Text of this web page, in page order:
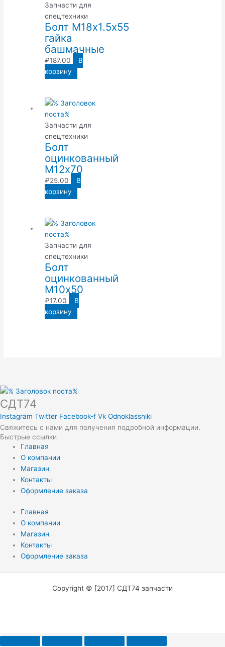
Запчасти для
спецтехники
Болт М18х1.5х55
гайка
башмачные
₽187.00
В
корзину
Запчасти для
спецтехники
Болт
оцинкованный
М12х70
₽25.00
В
корзину
Запчасти для
спецтехники
Болт
оцинкованный
М10х50
₽17.00
В
корзину
СДТ74
Instagram Twitter Facebook-f Vk Odnoklassniki
Свяжитесь с нами для получения подробной информации.
Быстрые ссылки
Главная
О компании
Магазин
Контакты
Оформление заказа
Главная
О компании
Магазин
Контакты
Оформление заказа
Copyright © [2017] СДТ74 запчасти